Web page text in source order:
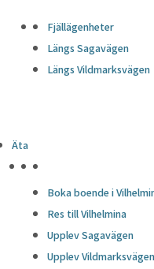
Fjällägenheter
Längs Sagavägen
Längs Vildmarksvägen
Äta
Boka boende i
Res till Vilhelmina
Upplev Sagavägen
Upplev Vildmarksvägen